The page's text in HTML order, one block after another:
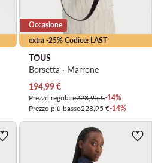
extra -25% Codice: LAST
Occasione
TOUS
Borsetta · Marrone
Prezzo attuale
194,99€
Prezzo regolare228,95 €-14%
Prezzo più basso228,95 €-14%